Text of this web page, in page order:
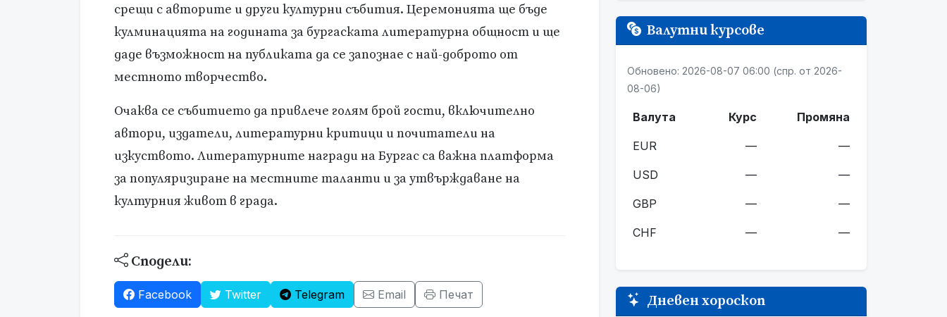
срещи с авторите и други културни събития. Церемонията ще бъде
кулминацията на годината за бургаската литературна общност и ще
даде възможност на публиката да се запознае с най-доброто от
местното творчество.
Очаква се събитието да привлече голям брой гости, включително
автори, издатели, литературни критици и почитатели на
изкуството. Литературните награди на Бургас са важна платформа
за популяризиране на местните таланти и за утвърждаване на
културния живот в града.
Сподели:
Facebook Twitter Telegram Email Печат
Валутни курсове
Валута Курс Промяна
EUR — —
USD — —
GBP — —
CHF — —
Обновено: 2026-08-07 06:00 (спр. от 2026-
08-06)
Дневен хороскоп